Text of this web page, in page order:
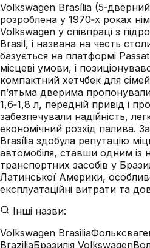
Volkswagen Brasília
розроблена у 1970‑х роках
Volkswagen у співпраці з
Brasil, і названа на честь
базується на платформі
місцеві умови, і
компактний хетчбек для сімей
п’ятьма дверима
1,6‑1,8 л, передній привід і
забезпечували надійність,
економічний розхід палива.
Brasília здобула репутацію
автомобіля, ставши одним із
транспортних засобів у
Латинської Америки,
експлуатаційні витрати та
Інші назви:
Volkswagen Brasilia
BraziliaБразилія Volkswagen